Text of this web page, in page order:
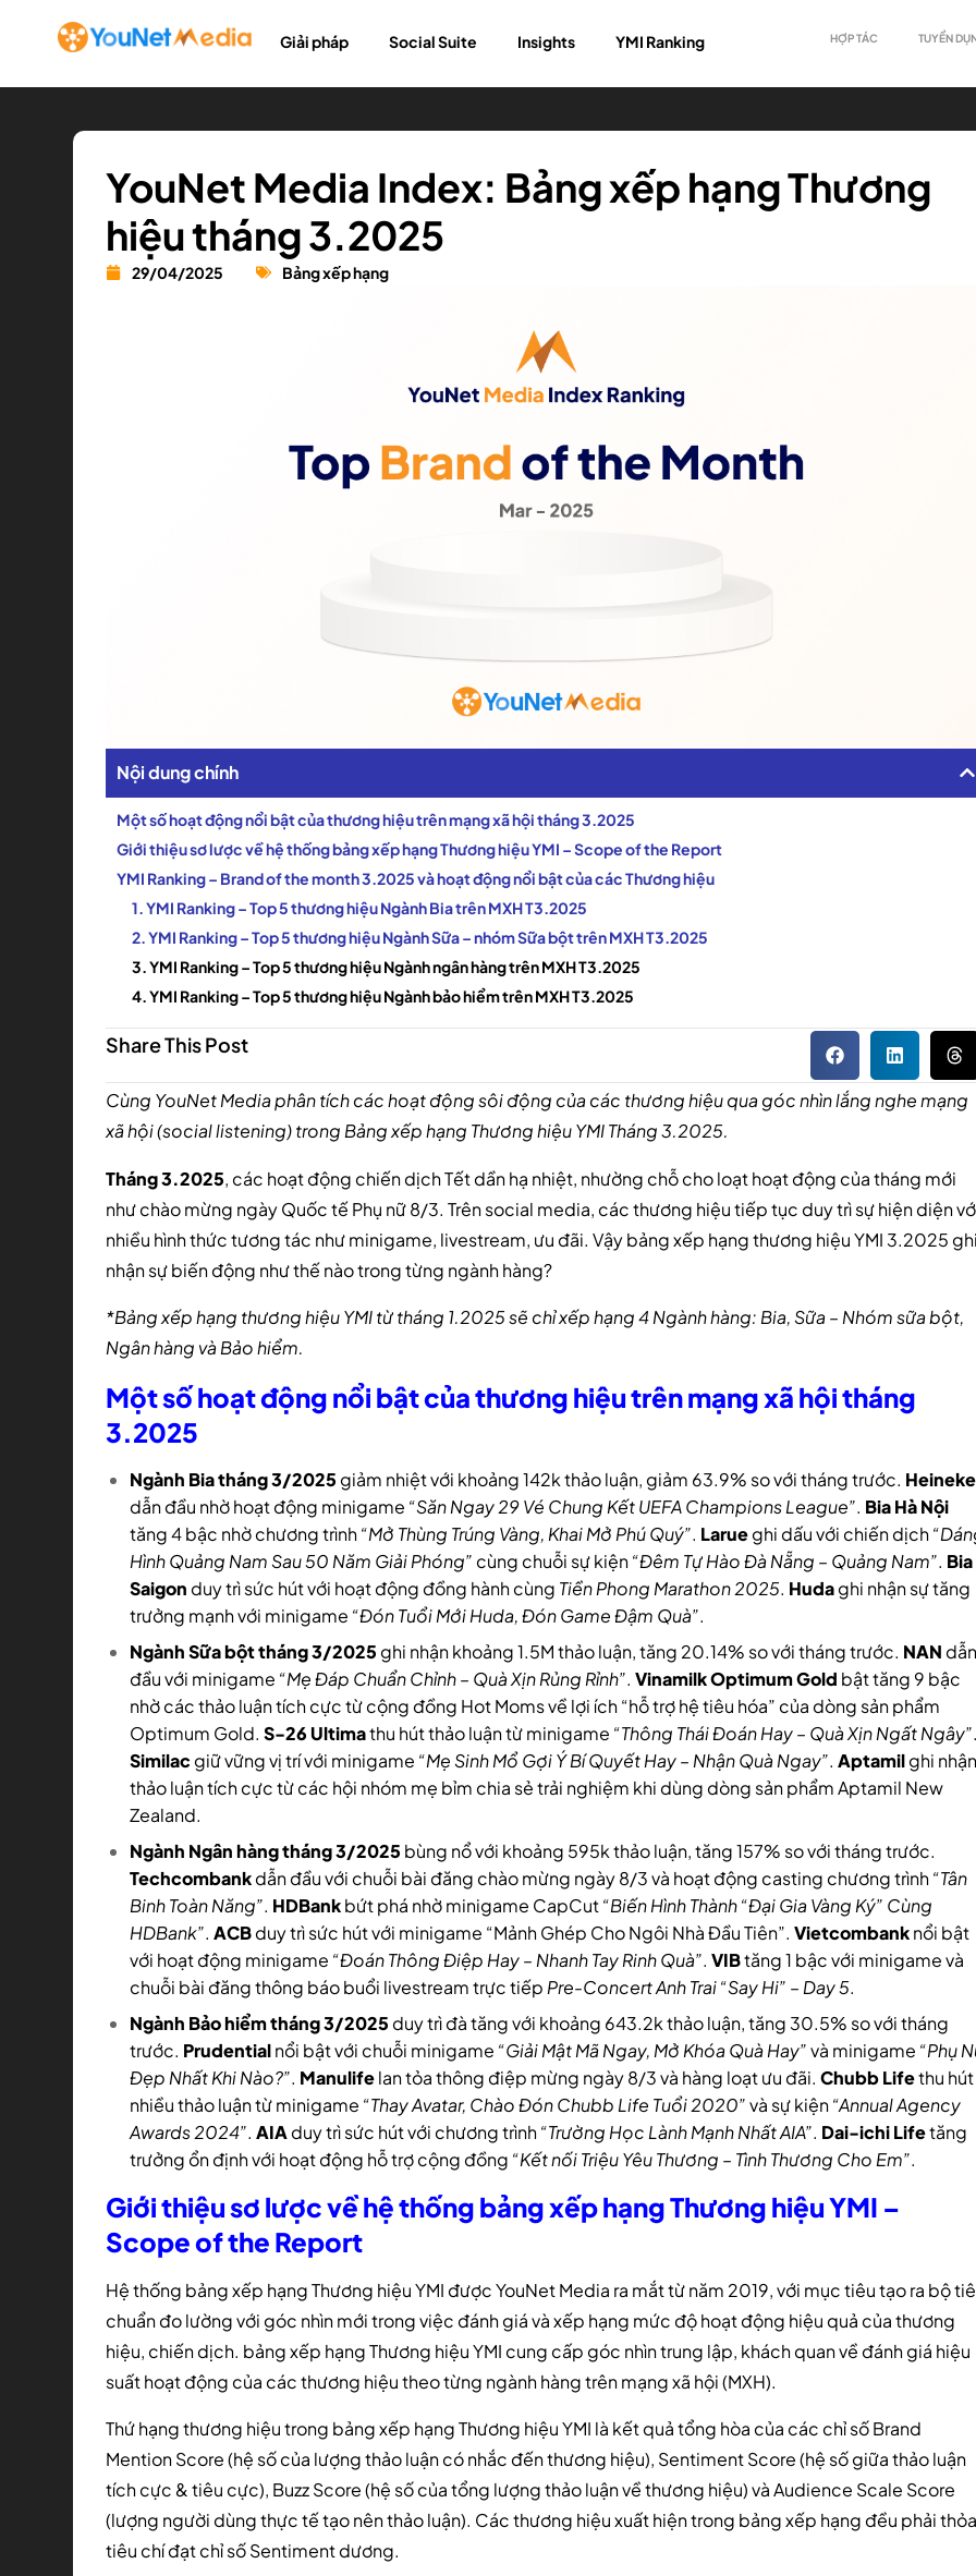
Giải pháp Social Suite Insights YMI Ranking HỢP TÁC TUYỂN
YouNet Media Index: Bảng xếp hạng Thương
hiệu tháng 3.2025
29/04/2025 Bảng xếp hạng
Nội dung chính
Một số hoạt động nổi bật của thương hiệu trên mạng xã hội tháng 3.2025
Giới thiệu sơ lược về hệ thống bảng xếp hạng Thương hiệu YMI – Scope of the Report
YMI Ranking – Brand of the month 3.2025 và hoạt động nổi bật của các Thương hiệu
1. YMI Ranking – Top 5 thương hiệu Ngành Bia trên MXH T3.2025
2. YMI Ranking – Top 5 thương hiệu Ngành Sữa – nhóm Sữa bột trên MXH T3.2025
3. YMI Ranking – Top 5 thương hiệu Ngành ngân hàng trên MXH T3.2025
4. YMI Ranking – Top 5 thương hiệu Ngành bảo hiểm trên MXH T3.2025
Share This Post
Cùng YouNet Media phân tích các hoạt động sôi động của các thương hiệu qua góc nhìn lắng nghe mạng
xã hội (social listening) trong Bảng xếp hạng Thương hiệu YMI Tháng 3.2025.
Tháng 3.2025, các hoạt động chiến dịch Tết dần hạ nhiệt, nhường chỗ cho loạt hoạt động của tháng mới
như chào mừng ngày Quốc tế Phụ nữ 8/3. Trên social media, các thương hiệu tiếp tục duy trì sự hiện diện
nhiều hình thức tương tác như minigame, livestream, ưu đãi. Vậy bảng xếp hạng thương hiệu YMI 3.2025
nhận sự biến động như thế nào trong từng ngành hàng?
*Bảng xếp hạng thương hiệu YMI từ tháng 1.2025 sẽ chỉ xếp hạng 4 Ngành hàng: Bia, Sữa – Nhóm sữa bột,
Ngân hàng và Bảo hiểm.
Một số hoạt động nổi bật của thương hiệu trên mạng xã hội tháng
3.2025
Ngành Bia tháng 3/2025giảm nhiệt với khoảng 142k thảo luận, giảm 63.9% so với tháng trước.
dẫn đầu nhờ hoạt động minigame “Săn Ngay 29 Vé Chung Kết UEFA Champions League”. Bia Hà Nội
tăng 4 bậc nhờ chương trình“Mở Thùng Trúng Vàng, Khai Mở Phú Quý”. Larueghi dấu với chiến dịch
Hình Quảng Nam Sau 50 Năm Giải Phóng” cùng chuỗi sự kiện“Đêm Tự Hào Đà Nẵng – Quảng Nam”. Bia
Saigon duy trì sức hút với hoạt động đồng hành cùng Tiền Phong Marathon 2025. Hudaghi nhận sự tăng
trưởng mạnh với minigame “Đón Tuổi Mới Huda, Đón Game Đậm Quà”.
Ngành Sữa bột tháng 3/2025ghi nhận khoảng 1.5M thảo luận, tăng 20.14% so với tháng trước. NAN
đầu với minigame “Mẹ Đáp Chuẩn Chỉnh – Quà Xịn Rủng Rỉnh”.Vinamilk Optimum Gold bật tăng 9 bậc
nhờ các thảo luận tích cực từ cộng đồng Hot Moms về lợi ích “hỗ trợ hệ tiêu hóa” của dòng sản phẩm
Optimum Gold.S-26 Ultimathu hút thảo luận từ minigame “Thông Thái Đoán Hay – Quà Xịn Ngất Ngây”
Similacgiữ vững vị trí với minigame “Mẹ Sinh Mổ Gợi Ý Bí Quyết Hay – Nhận Quà Ngay”.Aptamilghi
thảo luận tích cực từ các hội nhóm mẹ bỉm chia sẻ trải nghiệm khi dùng dòng sản phẩm Aptamil New
Zealand.
Ngành Ngân hàng tháng 3/2025 bùng nổ với khoảng 595k thảo luận, tăng 157% so với tháng trước.
Techcombankdẫn đầu với chuỗi bài đăng chào mừng ngày 8/3 và hoạt động casting chương trình“Tân
Binh Toàn Năng”. HDBankbứt phá nhờ minigame CapCut“Biến Hình Thành “Đại Gia Vàng Ký” Cùng
HDBank”.ACBduy trì sức hút với minigame “Mảnh Ghép Cho Ngôi Nhà Đầu Tiên”.Vietcombanknổi bật
với hoạt động minigame “Đoán Thông Điệp Hay – Nhanh Tay Rinh Quà”.VIBtăng 1 bậc với minigame và
chuỗi bài đăng thông báo buổi livestream trực tiếp Pre-Concert Anh Trai “Say Hi” – Day 5.
Ngành Bảo hiểm tháng 3/2025 duy trì đà tăng với khoảng 643.2k thảo luận, tăng 30.5% so với tháng
trước. Prudentialnổi bật với chuỗi minigame “Giải Mật Mã Ngay, Mở Khóa Quà Hay”và minigame “Phụ
Đẹp Nhất Khi Nào?”. Manulifelan tỏa thông điệp mừng ngày 8/3 và hàng loạt ưu đãi.Chubb Lifethu hút
nhiều thảo luận từ minigame “Thay Avatar, Chào Đón Chubb Life Tuổi 2020”và sự kiện“Annual Agency
Awards 2024”.AIA duy trì sức hút với chương trình“Trường Học Lành Mạnh Nhất AIA”. Dai-ichi Lifetăng
trưởng ổn định với hoạt động hỗ trợ cộng đồng “Kết nối Triệu Yêu Thương – Tình Thương Cho Em”.
Giới thiệu sơ lược về hệ thống bảng xếp hạng Thương hiệu YMI –
Scope of the Report
Hệ thống bảng xếp hạng Thương hiệu YMI được YouNet Media ra mắt từ năm 2019, với mục tiêu tạo ra bộ
chuẩn đo lường với góc nhìn mới trong việc đánh giá và xếp hạng mức độ hoạt động hiệu quả của thương
hiệu, chiến dịch. bảng xếp hạng Thương hiệu YMI cung cấp góc nhìn trung lập, khách quan về đánh giá hiệu
suất hoạt động của các thương hiệu theo từng ngành hàng trên mạng xã hội (MXH).
Thứ hạng thương hiệu trong bảng xếp hạng Thương hiệu YMI là kết quả tổng hòa của các chỉ số Brand
Mention Score (hệ số của lượng thảo luận có nhắc đến thương hiệu), Sentiment Score (hệ số giữa thảo luận
tích cực & tiêu cực), Buzz Score (hệ số của tổng lượng thảo luận về thương hiệu) và Audience Scale Score
(lượng người dùng thực tế tạo nên thảo luận). Các thương hiệu xuất hiện trong bảng xếp hạng đều phải
tiêu chí đạt chỉ số Sentiment dương.